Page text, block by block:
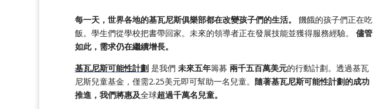
每一天，世界各地的基瓦尼斯俱樂部都在改變孩子們的生活。
饑餓的孩子們正在吃
飯。學生們從學校把書帶回家。未來的領導者正在發展技能並獲得服務經驗。 儘管
如此，需求仍在繼續增長。
基瓦尼斯可能性計劃是我們 未來五年籌募 兩千五百萬美元的行動計劃。透過基瓦
尼斯兒童基金，僅需2.25美元即可幫助一名兒童。 隨著基瓦尼斯可能性計劃的成功
推進，我們將惠及全球超過千萬名兒童。